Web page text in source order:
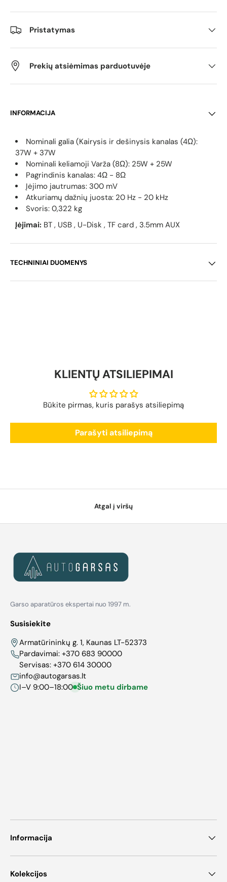
Pristatymas
Prekių atsiėmimas parduotuvėje
INFORMACIJA
Nominali galia (Kairysis ir dešinysis kanalas (4Ω):
37W + 37W
Nominali keliamoji Varža (8Ω): 25W + 25W
Pagrindinis kanalas: 4Ω - 8Ω
Įėjimo jautrumas: 300 mV
Atkuriamų dažnių juosta: 20 Hz - 20 kHz
Svoris: 0,322 kg
Įėjimai: BT , USB , U-Disk , TF card , 3.5mm AUX
TECHNINIAI DUOMENYS
KLIENTŲ ATSILIEPIMAI
Būkite pirmas, kuris parašys atsiliepimą
Parašyti atsiliepimą
Atgal į viršų
Garso aparatūros ekspertai nuo 1997 m.
Susisiekite
Armatūrininkų g. 1, Kaunas LT-52373
Pardavimai: +370 683 90000
Servisas: +370 614 30000
info@autogarsas.lt
I–V 9:00–18:00 Šiuo metu dirbame
Informacija
Kolekcijos